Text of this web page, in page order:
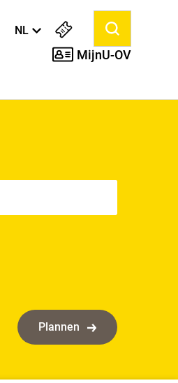
Language
NL
MijnU-OV
Plannen